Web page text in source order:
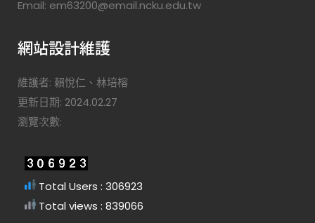
Email: em63200@email.ncku.edu.tw
網站設計維護
維護者: 賴悅仁、林培榕
更新日期: 2024.02.27
瀏覽次數:
Total Users : 306923
Total views : 839066